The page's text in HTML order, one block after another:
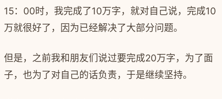
15：00时，我完成了10万字，就对自己说，完成10
万就很好了，因为已经解决了大部分问题。
但是，之前我和朋友们说过要完成20万字，为了面
子，也为了对自己的话负责，于是继续坚持。